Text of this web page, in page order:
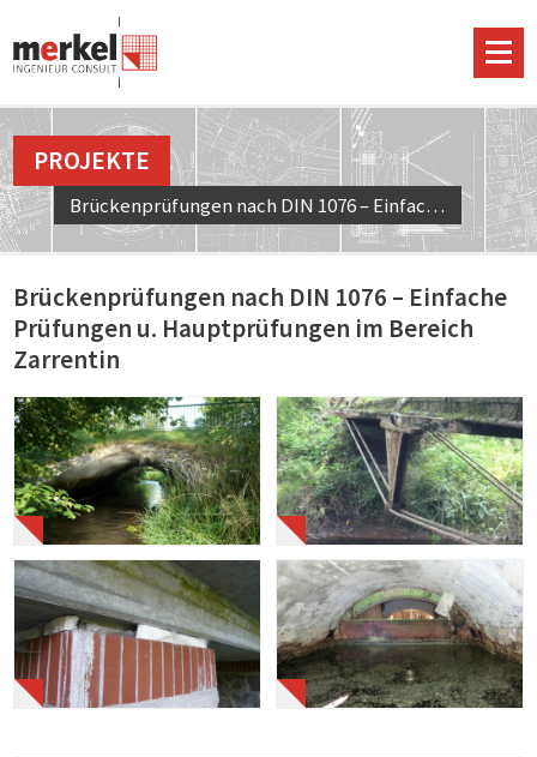
PROJEKTE
Brückenprüfungen nach DIN 1076 – Einfache Prüfungen u. Hauptprüfungen im Bereich Zarrentin
Brückenprüfungen nach DIN 1076 – Einfache
Prüfungen u. Hauptprüfungen im Bereich
Zarrentin